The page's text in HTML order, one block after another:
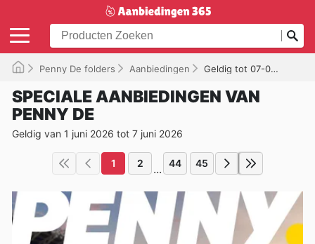
Penny De folders Aanbiedingen Geldig tot 07-06-2026
SPECIALE AANBIEDINGEN VAN
PENNY DE
Geldig van 1 juni 2026 tot 7 juni 2026
1 2 ... 44 45